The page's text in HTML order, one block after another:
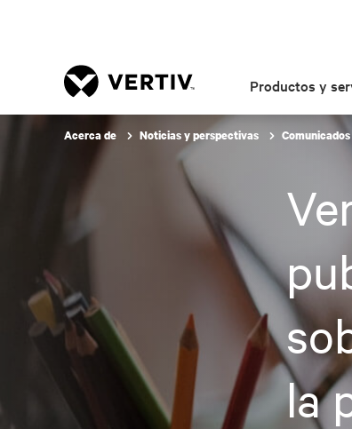
Productos y
Acerca de Noticias y perspectivas
la